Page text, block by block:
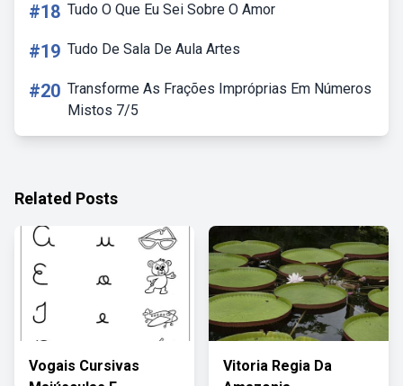
#18 Tudo O Que Eu Sei Sobre O Amor
#19 Tudo De Sala De Aula Artes
#20 Transforme As Frações Impróprias Em Números
Mistos 7/5
Related Posts
Vogais Cursivas
Vitoria Regia Da